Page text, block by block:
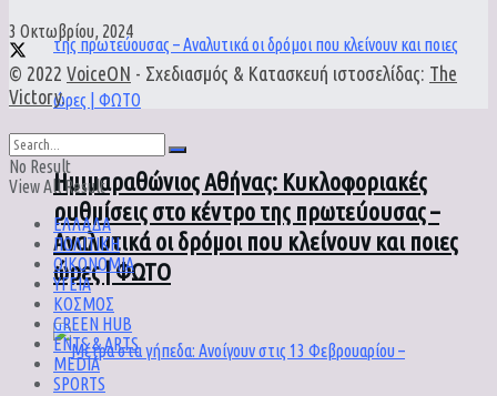
Ημιμαραθώνιος Αθήνας: Κυκλοφοριακές
ρυθμίσεις στο κέντρο της πρωτεύουσας –
Αναλυτικά οι δρόμοι που κλείνουν και ποιες
ώρες | ΦΩΤΟ
3 Οκτωβρίου, 2024
© 2022 VoiceON - Σχεδιασμός & Κατασκευή ιστοσελίδας: The
Victory.
No Result
View All Result
ΕΛΛΑΔΑ
ΠΟΛΙΤΙΚΗ
ΟΙΚΟΝΟΜΙΑ
ΥΓΕΙΑ
ΚΟΣΜΟΣ
GREEN HUB
ENTS & ARTS
MEDIA
SPORTS